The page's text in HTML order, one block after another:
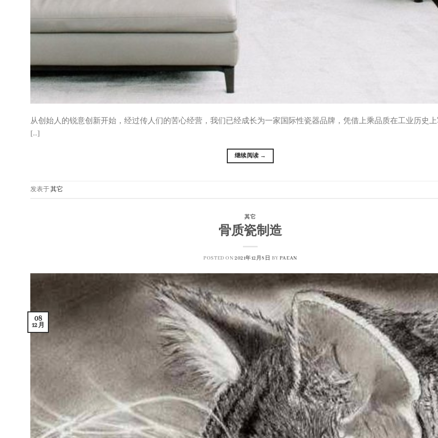
从创始人的锐意创新开始，经过传人们的苦心经营，我们已经成长为一家国际性瓷器品牌，凭借上乘品质在工业历史
[...]
继续阅读 →
发表于其它
其它
骨质瓷制造
POSTED ON 2021年12月8日 BY PAEAN
08
12 月